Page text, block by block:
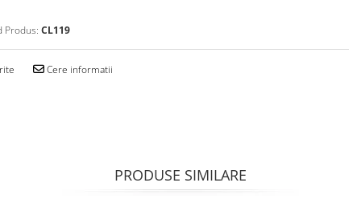
Produs: CL119
Cere informatii
PRODUSE SIMILARE